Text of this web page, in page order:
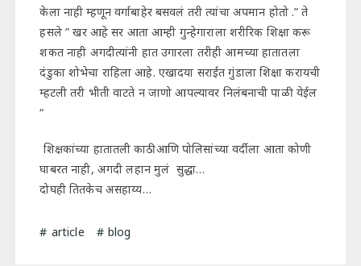
केला नाही म्हणून वर्गाबाहेर बसवलं तरी त्यांचा अपमान होतो .” ते
हसले ” खर आहे सर आता आम्ही गुन्हेगाराला शरीरिक शिक्षा करू
शकत नाही अगदीत्यांनी हात उगारला तरीही आमच्या हातातला
दंडुका शोभेचा राहिला आहे. एखादया सराईत गुंडाला शिक्षा करायची
म्हटली तरी भीती वाटते न जाणो आपल्यावर निलंबनाची पाळी येईल
“
शिक्षकांच्या हातातली काठी आणि पोलिसांच्या वर्दीला आता कोणी
घाबरत नाही, अगदी लहान मुलं सुद्धा…
दोघही तितकेच असहाय्य…
article blog